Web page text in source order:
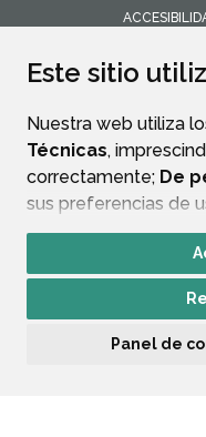
Este sitio
Nuestra web utiliza
Técnicas,
correctamente; De
sus preferencias de
mejorar el
Si acepta pulsando
consideramos que
ninguna acción, se
Panel de